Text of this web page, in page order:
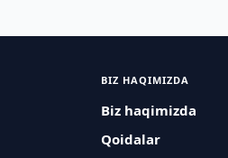
BIZ HAQIMIZDA
Biz haqimizda
Qoidalar